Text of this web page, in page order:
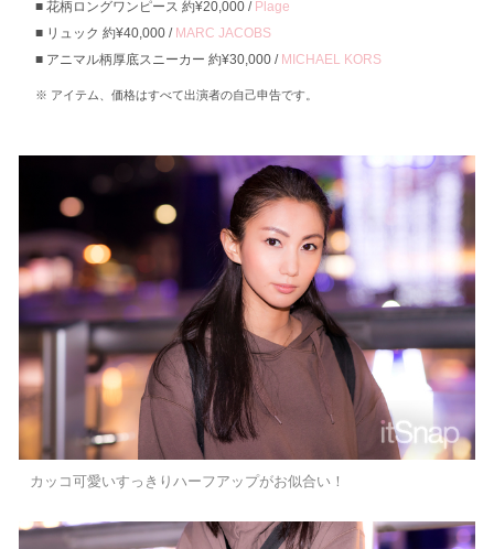
花柄ロングワンピース 約¥20,000 / Plage
リュック 約¥40,000 / MARC JACOBS
アニマル柄厚底スニーカー 約¥30,000 / MICHAEL KORS
アイテム、価格はすべて出演者の自己申告です。
カッコ可愛いすっきりハーフアップがお似合い！